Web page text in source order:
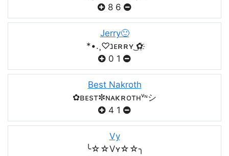
8 6
Jerry🙂
*•.¸♡נᴇʀʀʏ ͜✿҈
0 1
Best Nakroth
✿ʙᴇsт✼ɴᴀκʀoтнᵛᶰシ
4 1
Vy
╰☆☆Vʏ☆☆╮